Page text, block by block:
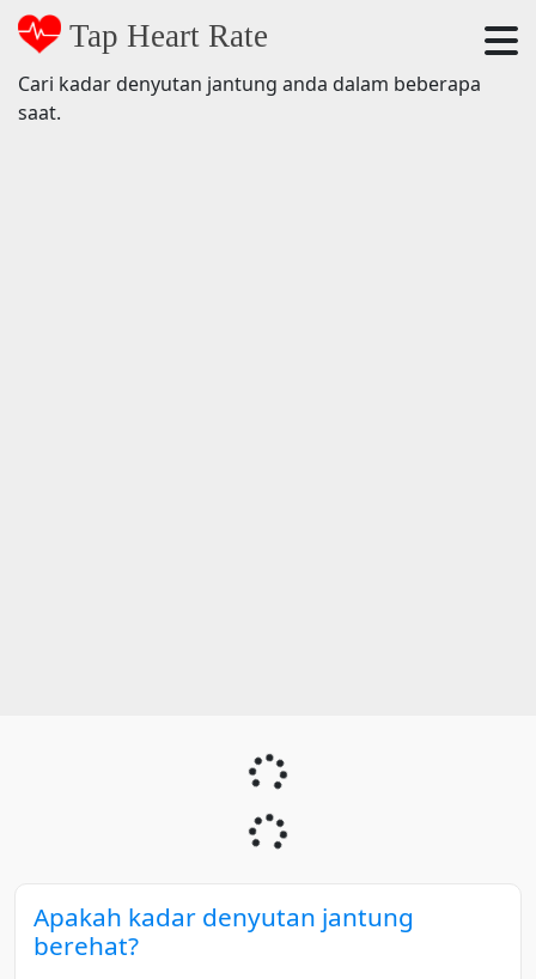
Tap Heart Rate
Cari kadar denyutan jantung anda dalam beberapa
saat.
Apakah kadar denyutan jantung
berehat?